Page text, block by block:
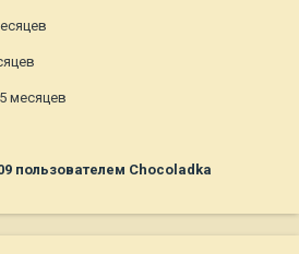
месяцев
пользователем Chocoladka